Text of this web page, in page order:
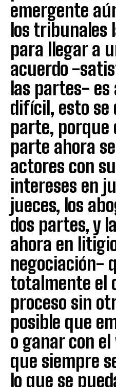
emergente
los tribunales
para llegar a
acuerdo -
las partes- es
difícil, esto se
parte, porque
parte ahora
actores con
intereses en
jueces, los
dos partes, y
ahora en
negociación-
totalmente el
proceso sin
posible que
o ganar con
que siempre
lo que se